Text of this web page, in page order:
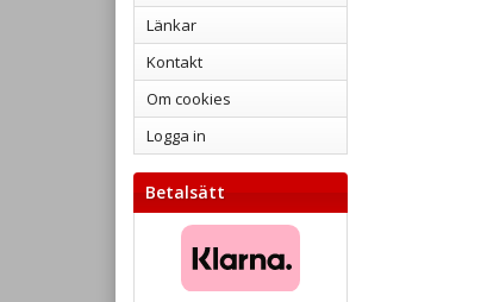
Länkar
Kontakt
Om cookies
Logga in
Betalsätt